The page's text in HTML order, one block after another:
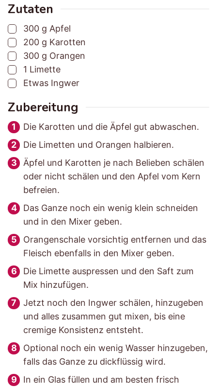
u
n
g
s
z
e
t
u
n
g
s
z
e
t
e
i
t
Zutaten
▢
300 g Apfel
▢
200 g Karotten
▢
300 g Orangen
▢
1 Limette
▢
Etwas Ingwer
Zubereitung
Die Karotten und die Äpfel gut abwaschen.
Die Limetten und Orangen halbieren.
Äpfel und Karotten je nach Belieben schälen
oder nicht schälen und den Apfel vom Kern
befreien.
Das Ganze noch ein wenig klein schneiden
und in den Mixer geben.
Orangenschale vorsichtig entfernen und das
Fleisch ebenfalls in den Mixer geben.
Die Limette auspressen und den Saft zum
Mix hinzufügen.
Jetzt noch den Ingwer schälen, hinzugeben
und alles zusammen gut mixen, bis eine
cremige Konsistenz entsteht.
Optional noch ein wenig Wasser hinzugeben,
falls das Ganze zu dickflüssig wird.
In ein Glas füllen und am besten frisch